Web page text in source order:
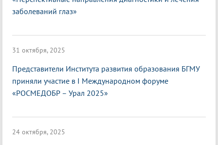
заболеваний глаз»
31 октября, 2025
Представители Института развития образования БГМУ
приняли участие в I Международном форуме
«РОСМЕДОБР – Урал 2025»
24 октября, 2025